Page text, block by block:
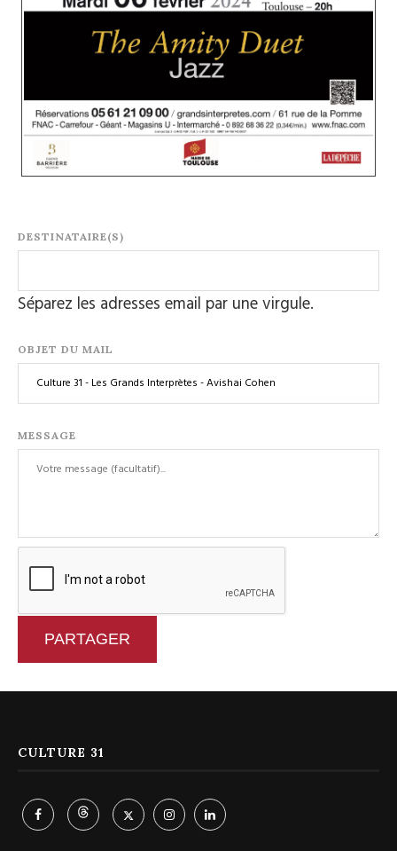
DESTINATAIRE(S)
Séparez les adresses email par une virgule.
OBJET DU MAIL
MESSAGE
PARTAGER
CULTURE 31